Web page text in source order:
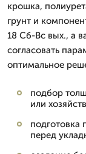
крошка,
грунт и
18 Сб-Вс вых., а
согласовать
оптимальное
подбор
или
подготовка
перед